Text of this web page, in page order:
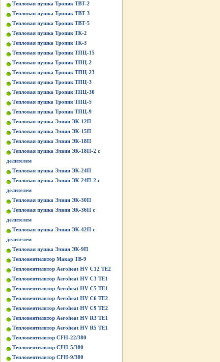
Тепловая пушка Тропик ТВТ-2
Тепловая пушка Тропик ТВТ-3
Тепловая пушка Тропик ТВТ-5
Тепловая пушка Тропик ТК-2
Тепловая пушка Тропик ТК-3
Тепловая пушка Тропик ТПЦ-15
Тепловая пушка Тропик ТПЦ-2
Тепловая пушка Тропик ТПЦ-23
Тепловая пушка Тропик ТПЦ-3
Тепловая пушка Тропик ТПЦ-30
Тепловая пушка Тропик ТПЦ-5
Тепловая пушка Тропик ТПЦ-9
Тепловая пушка Элвин ЭК-12П
Тепловая пушка Элвин ЭК-15П
Тепловая пушка Элвин ЭК-18П
Тепловая пушка Элвин ЭК-18П-2 с
делителем
Тепловая пушка Элвин ЭК-24П
Тепловая пушка Элвин ЭК-24П-2 с
делителем
Тепловая пушка Элвин ЭК-30П
Тепловая пушка Элвин ЭК-36П с
делителем
Тепловая пушка Элвин ЭК-42П с
делителем
Тепловая пушка Элвин ЭК-9П
Тепловентилятор Макар ТВ-9
Тепловентилятор Aeroheat HV C12 TE2
Тепловентилятор Aeroheat HV C3 TE1
Тепловентилятор Aeroheat HV C5 TE1
Тепловентилятор Aeroheat HV C6 TE2
Тепловентилятор Aeroheat HV C9 TE2
Тепловентилятор Aeroheat HV R3 TE1
Тепловентилятор Aeroheat HV R5 TE1
Тепловентилятор CFH-22/380
Тепловентилятор CFH-5/380
Тепловентилятор CFH-9/380